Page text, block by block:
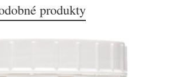
produkty